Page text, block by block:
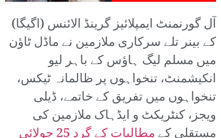
آل گورنمنٹ ایمپلائیز گرینڈ الائنس (اگیگا)
کے بینر تلے سرکاری ملازمین نے ماڈل ٹاؤن
میں مسلم لیگ ہاؤس کے باہر لیو
انکیشمنٹ، تنخواہوں پر ظالمانہ ٹیکس،
تنخواہوں میں تفریق کے خاتمے، ڈیلی
ویجز، کنٹریکٹ و ایڈہاک ملازمین کی